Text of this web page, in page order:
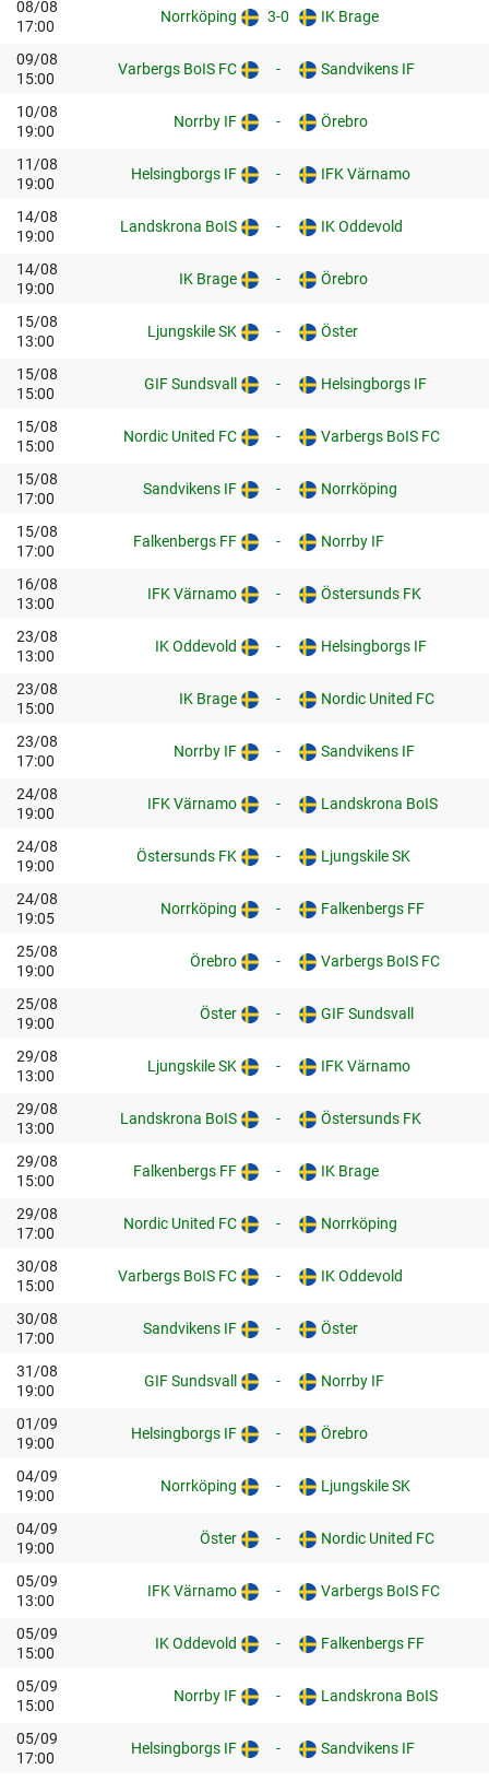
08/08
17:00
Norrköping 3-0 IK Brage
09/08
15:00
Varbergs BoIS FC - Sandvikens IF
10/08
19:00
Norrby IF - Örebro
11/08
19:00
Helsingborgs IF - IFK Värnamo
14/08
19:00
Landskrona BoIS - IK Oddevold
14/08
19:00
IK Brage - Örebro
15/08
13:00
Ljungskile SK - Öster
15/08
15:00
GIF Sundsvall - Helsingborgs IF
15/08
15:00
Nordic United FC - Varbergs BoIS FC
15/08
17:00
Sandvikens IF - Norrköping
15/08
17:00
Falkenbergs FF - Norrby IF
16/08
13:00
IFK Värnamo - Östersunds FK
23/08
13:00
IK Oddevold - Helsingborgs IF
23/08
15:00
IK Brage - Nordic United FC
23/08
17:00
Norrby IF - Sandvikens IF
24/08
19:00
IFK Värnamo - Landskrona BoIS
24/08
19:00
Östersunds FK - Ljungskile SK
24/08
19:05
Norrköping - Falkenbergs FF
25/08
19:00
Örebro - Varbergs BoIS FC
25/08
19:00
Öster - GIF Sundsvall
29/08
13:00
Ljungskile SK - IFK Värnamo
29/08
13:00
Landskrona BoIS - Östersunds FK
29/08
15:00
Falkenbergs FF - IK Brage
29/08
17:00
Nordic United FC - Norrköping
30/08
15:00
Varbergs BoIS FC - IK Oddevold
30/08
17:00
Sandvikens IF - Öster
31/08
19:00
GIF Sundsvall - Norrby IF
01/09
19:00
Helsingborgs IF - Örebro
04/09
19:00
Norrköping - Ljungskile SK
04/09
19:00
Öster - Nordic United FC
05/09
13:00
IFK Värnamo - Varbergs BoIS FC
05/09
15:00
IK Oddevold - Falkenbergs FF
05/09
15:00
Norrby IF - Landskrona BoIS
05/09
17:00
Helsingborgs IF - Sandvikens IF